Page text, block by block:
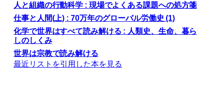
人と組織の行動科学 : 現場でよくある課題への処方箋
仕事と人間(上) : 70万年のグローバル労働史 (1)
化学で世界はすべて読み解ける : 人類史、生命、暮ら
しのしくみ
世界は宗教で読み解ける
最近リストを引用した本を見る